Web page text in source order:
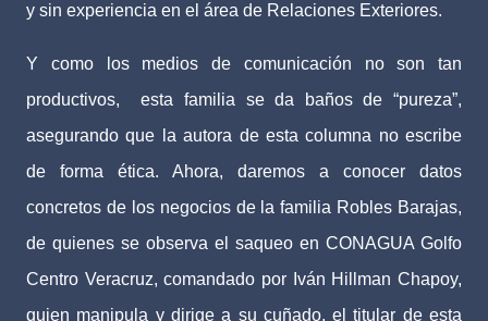
y sin experiencia en el área de Relaciones Exteriores.
Y como los medios de comunicación no son tan
productivos,
esta familia se da baños de “pureza”,
asegurando que la autora de esta columna no escribe
de forma ética. Ahora, daremos a conocer datos
concretos de los negocios de la familia Robles Barajas,
de quienes se observa el saqueo en CONAGUA Golfo
Centro Veracruz, comandado por Iván Hillman Chapoy,
quien manipula y dirige a su cuñado, el titular de esta